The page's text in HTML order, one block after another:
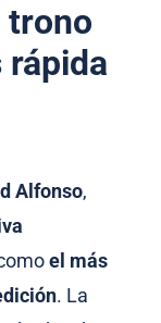
trono
rápida
Alfonso,
el más
. La